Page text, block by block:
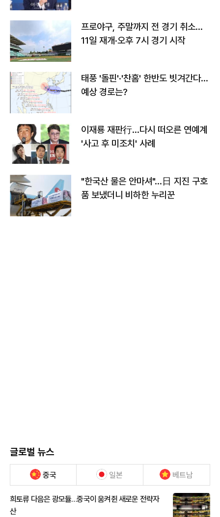
프로야구, 주말까지 전 경기 취소…
11일 재개·오후 7시 경기 시작
태풍 '돌핀'·'찬홈' 한반도 빗겨간다…
예상 경로는?
이재룡 재판行…다시 떠오른 연예계
'사고 후 미조치' 사례
"한국산 물은 안마셔"…日 지진 구호
품 보냈더니 비하한 누리꾼
글로벌 뉴스
중국 일본 베트남
희토류 다음은 광모듈…중국이 움켜쥔 새로운 전략자
산